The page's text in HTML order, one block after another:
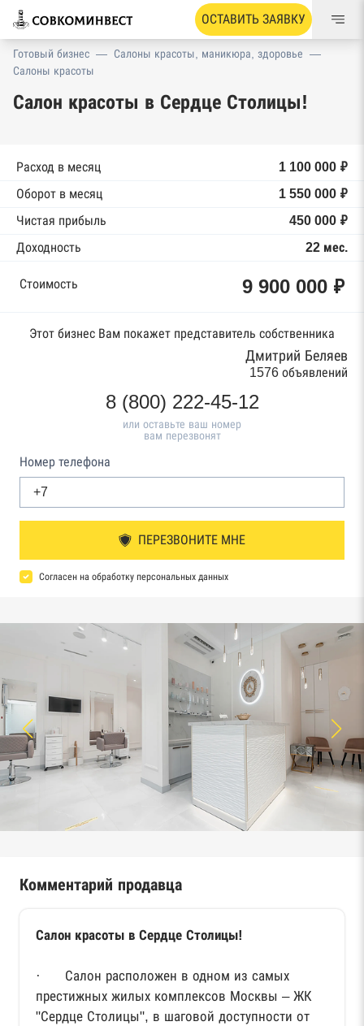
ОСТАВИТЬ ЗАЯВКУ
Готовый бизнес — Салоны красоты, маникюра, здоровье —
Салоны красоты
Салон красоты в Сердце Столицы!
Расход в месяц
1 100 000 ₽
Оборот в месяц
1 550 000 ₽
Чистая прибыль
450 000 ₽
Доходность
22 мес.
Стоимость 9 900 000 ₽
Этот бизнес Вам покажет представитель собственника
Дмитрий Беляев
1576 объявлений
8 (800) 222-45-12
или оставьте ваш номер
вам перезвонят
Номер телефона
ПЕРЕЗВОНИТЕ МНЕ
Согласен на обработку персональных данных
Комментарий продавца
Салон красоты в Сердце Столицы!
· Салон расположен в одном из самых
престижных жилых комплексов Москвы – ЖК
"Сердце Столицы", в шаговой доступности от